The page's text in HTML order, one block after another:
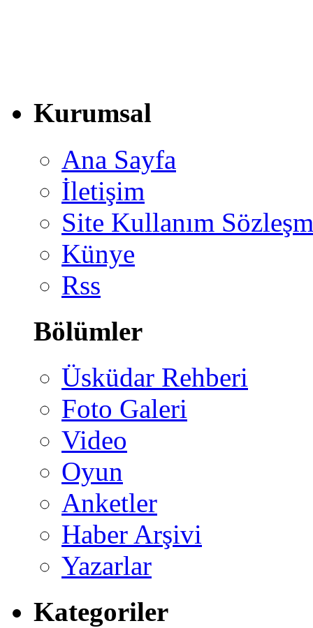
Kurumsal
Ana Sayfa
İletişim
Site Kullanım
Künye
Rss
Bölümler
Üsküdar Rehberi
Foto Galeri
Video
Oyun
Anketler
Haber Arşivi
Yazarlar
Kategoriler